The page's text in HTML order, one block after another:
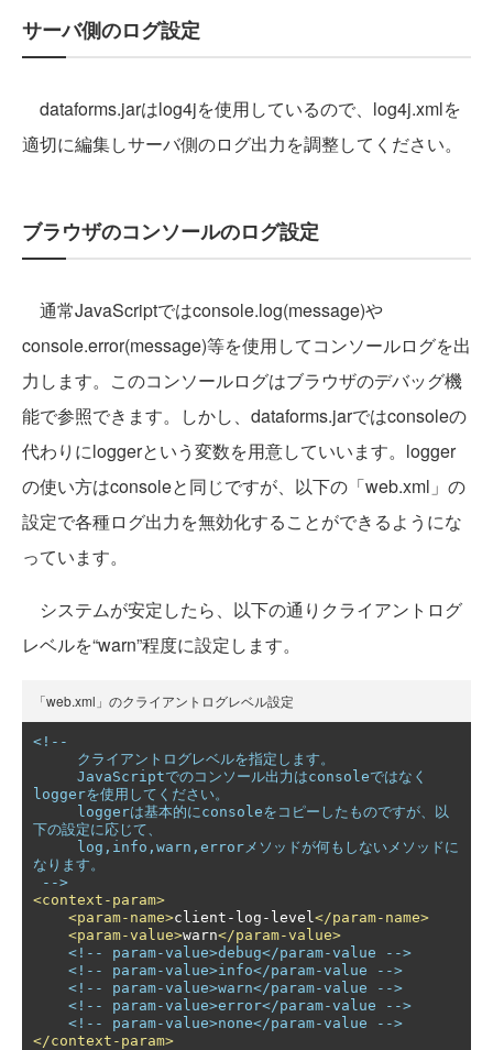
サーバ側のログ設定
dataforms.jarはlog4jを使用しているので、log4j.xmlを
適切に編集しサーバ側のログ出力を調整してください。
ブラウザのコンソールのログ設定
通常JavaScriptではconsole.log(message)や
console.error(message)等を使用してコンソールログを出
力します。このコンソールログはブラウザのデバッグ機
能で参照できます。しかし、dataforms.jarではconsoleの
代わりにloggerという変数を用意していいます。logger
の使い方はconsoleと同じですが、以下の「web.xml」の
設定で各種ログ出力を無効化することができるようにな
っています。
システムが安定したら、以下の通りクライアントログ
レベルを“warn”程度に設定します。
「web.xml」のクライアントログレベル設定
<!--
loggerを使用してください。
下の設定に応じて、
なります。
-->
<context-param>
<param-name>client-log-level </param-name>
<param-value>warn</param-value>
<!-- param-value>debug</param-value -->
<!-- param-value>info</param-value -->
<!-- param-value>warn</param-value -->
<!-- param-value>error</param-value -->
<!-- param-value>none</param-value -->
</context-param>